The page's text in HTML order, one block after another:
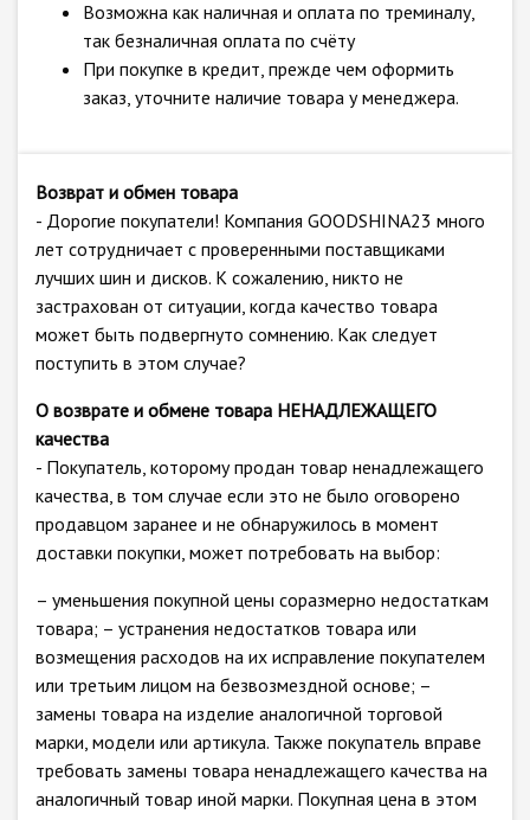
Возможна как наличная и оплата по треминалу,
так безналичная оплата по счёту
При покупке в кредит, прежде чем оформить
заказ, уточните наличие товара у менеджера.
Возврат и обмен товара
- Дорогие покупатели! Компания GOODSHINA23 много
лет сотрудничает с проверенными поставщиками
лучших шин и дисков. К сожалению, никто не
застрахован от ситуации, когда качество товара
может быть подвергнуто сомнению. Как следует
поступить в этом случае?
О возврате и обмене товара НЕНАДЛЕЖАЩЕГО
качества
- Покупатель, которому продан товар ненадлежащего
качества, в том случае если это не было оговорено
продавцом заранее и не обнаружилось в момент
доставки покупки, может потребовать на выбор:
– уменьшения покупной цены соразмерно недостаткам
товара; – устранения недостатков товара или
возмещения расходов на их исправление покупателем
или третьим лицом на безвозмездной основе; –
замены товара на изделие аналогичной торговой
марки, модели или артикула. Также покупатель вправе
требовать замены товара ненадлежащего качества на
аналогичный товар иной марки. Покупная цена в этом